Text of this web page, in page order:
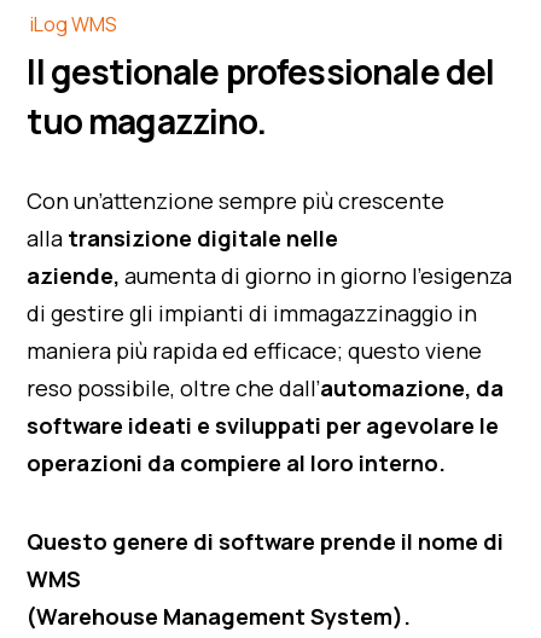
iLog WMS
Il gestionale professionale del
tuo magazzino.
Con un’attenzione sempre più crescente
alla transizione digitale nelle
aziende, aumenta di giorno in giorno l’esigenza
di gestire gli impianti di immagazzinaggio in
maniera più rapida ed efficace; questo viene
reso possibile, oltre che dall’automazione, da
software ideati e sviluppati per agevolare le
operazioni da compiere al loro interno.
Questo genere di software prende il nome di
WMS
(Warehouse Management System).